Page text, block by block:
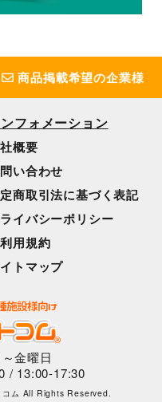
商品掲載希望の企業様
フォメーション
概要
い合わせ
商取引法に基づく表記
イバシーポリシー
用規約
トマップ
金曜日
/ 13:00-17:30
ム All Rights Reserved.